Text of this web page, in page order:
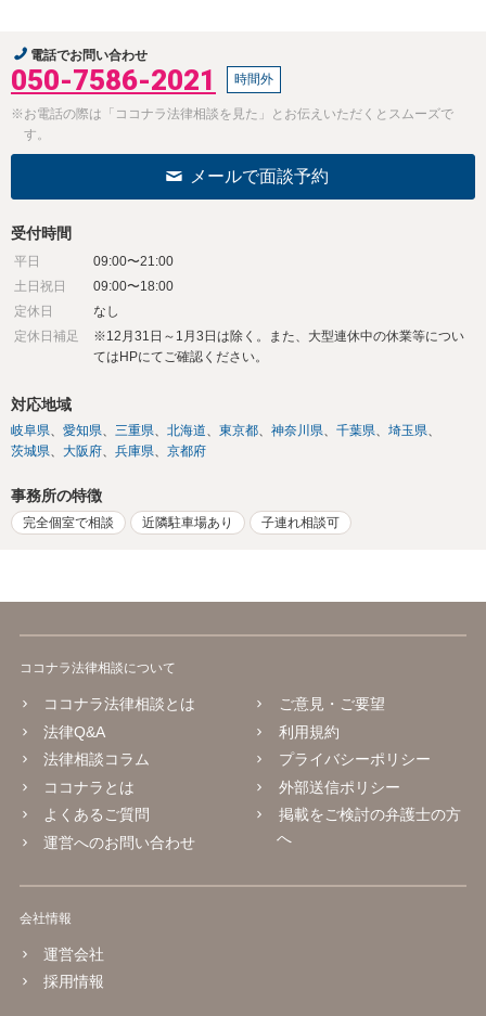
電話でお問い合わせ
050-7586-2021 時間外
※お電話の際は「ココナラ法律相談を見た」とお伝えいただくとスムーズで
す。
メールで面談予約
受付時間
平日
09:00〜21:00
土日祝日
09:00〜18:00
定休日
なし
定休日補足
※12月31日～1月3日は除く。また、大型連休中の休業等につい
てはHPにてご確認ください。
対応地域
岐阜県 愛知県 三重県 北海道 東京都 神奈川県 千葉県
埼玉県
茨城県
大阪府 兵庫県 京都府
事務所の特徴
完全個室で相談 近隣駐車場あり 子連れ相談可
ココナラ法律相談について
ココナラ法律相談とは
法律Q&A
法律相談コラム
ココナラとは
よくあるご質問
運営へのお問い合わせ
ご意見・ご要望
利用規約
プライバシーポリシー
外部送信ポリシー
掲載をご検討の弁護士の方
へ
会社情報
運営会社
採用情報